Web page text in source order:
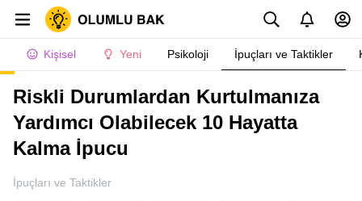
Kişisel Yeni Psikoloji İpuçları ve Taktikler
Riskli Durumlardan Kurtulmanıza
Yardımcı Olabilecek 10 Hayatta
Kalma İpucu
İpuçları ve Taktikler